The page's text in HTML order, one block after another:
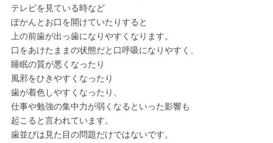
テレビを見ている時など
ぽかんとお口を開けていたりすると
上の前歯が出っ歯になりやすくなります。
口をあけたままの状態だと口呼吸になりやすく、
睡眠の質が悪くなったり
風邪をひきやすくなったり
歯が着色しやすくなったり、
仕事や勉強の集中力が弱くなるといった影響も
起こると言われています。
歯並びは見た目の問題だけではないです。